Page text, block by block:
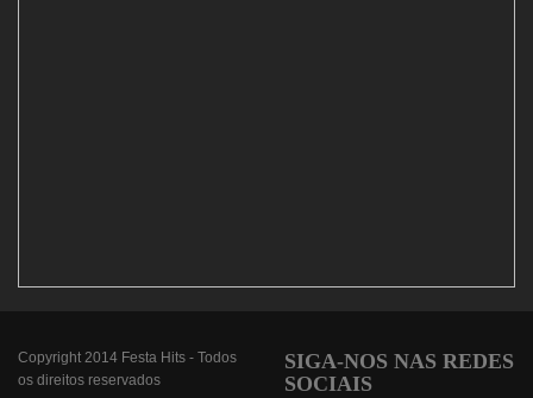
Copyright 2014 Festa Hits - Todos
os direitos reservados
SIGA-NOS NAS REDES
SOCIAIS